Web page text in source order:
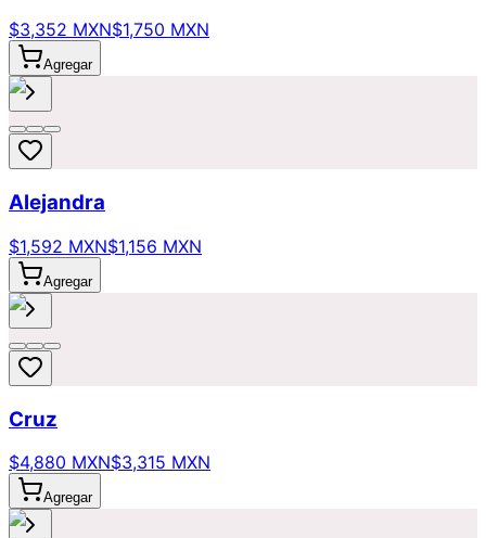
$3,352 MXN$1,750 MXN
Agregar
Alejandra
$1,592 MXN$1,156 MXN
Agregar
Cruz
$4,880 MXN$3,315 MXN
Agregar